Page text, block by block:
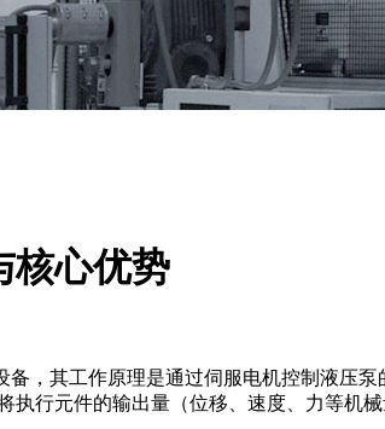
核心优势
备，其工作原理是通过伺服电机控制液压
执行元件的输出量（位移、速度、力等